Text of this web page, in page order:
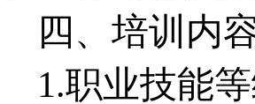
四、培训内
1.职业技能